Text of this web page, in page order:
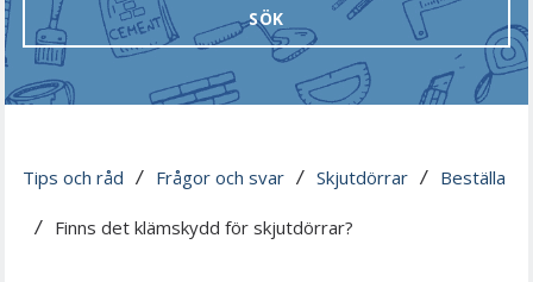
SÖK
Tips och råd / Frågor och svar / Skjutdörrar / Beställa
/ Finns det klämskydd för skjutdörrar?